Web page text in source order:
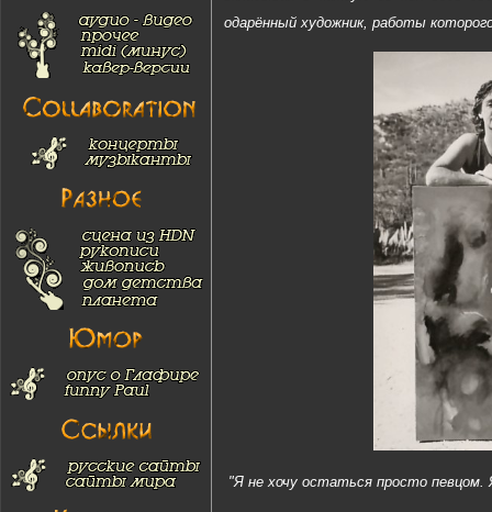
одарённый художник, работы
"Я не хочу остаться просто